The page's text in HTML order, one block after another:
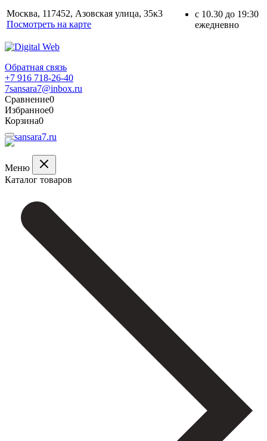
Москва, 117452, Азовская улица, 35к3
Посмотреть на карте
с 10.30 до 19:30
ежедневно
Обратная связь
+7 916 718-26-40
7sansara7@inbox.ru
Сравнение0
Избранное0
Корзина0
Меню
Каталог товаров